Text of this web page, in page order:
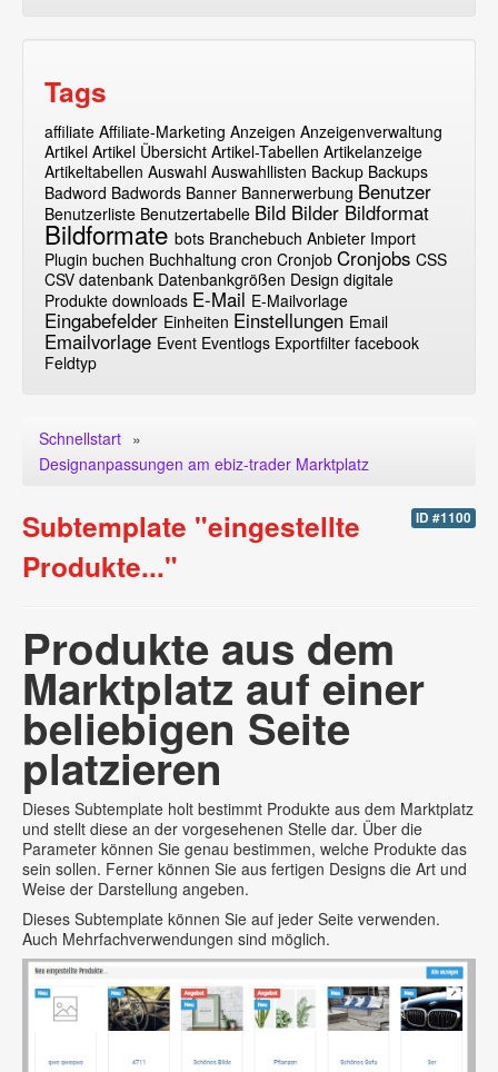
Tags
affiliate Affiliate-Marketing Anzeigen Anzeigenverwaltung
Artikel Artikel Übersicht Artikel-Tabellen Artikelanzeige
Artikeltabellen Auswahl Auswahllisten Backup Backups
Badword Badwords Banner Bannerwerbung Benutzer
Benutzerliste Benutzertabelle Bild Bilder Bildformat
Bildformate bots Branchebuch Anbieter Import
Plugin buchen Buchhaltung cron Cronjob Cronjobs CSS
CSV datenbank Datenbankgrößen Design digitale
Produkte downloads E-Mail E-Mailvorlage
Eingabefelder Einheiten Einstellungen Email
Emailvorlage Event Eventlogs Exportfilter facebook
Feldtyp
Schnellstart »
Designanpassungen am ebiz-trader Marktplatz
ID #1100
Subtemplate "eingestellte
Produkte..."
Produkte aus dem
Marktplatz auf einer
beliebigen Seite
platzieren
Dieses Subtemplate holt bestimmt Produkte aus dem Marktplatz
und stellt diese an der vorgesehenen Stelle dar. Über die
Parameter können Sie genau bestimmen, welche Produkte das
sein sollen. Ferner können Sie aus fertigen Designs die Art und
Weise der Darstellung angeben.
Dieses Subtemplate können Sie auf jeder Seite verwenden.
Auch Mehrfachverwendungen sind möglich.